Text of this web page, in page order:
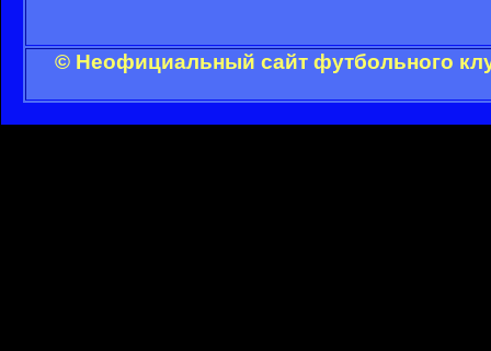
© Неофициальный сайт футбольного